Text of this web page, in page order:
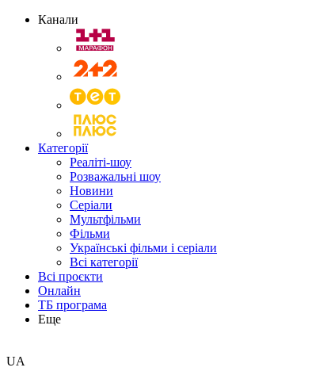
Канали
Категорії
Реаліті-шоу
Розважальні шоу
Новини
Серіали
Мультфільми
Фільми
Українські фільми і серіали
Всі категорії
Всі проєкти
Онлайн
ТБ програма
Еще
UA